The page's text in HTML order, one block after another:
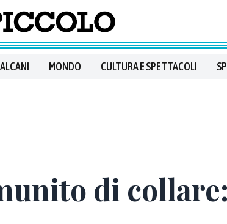
MONDO CULTURA E SPETTACOLI
di